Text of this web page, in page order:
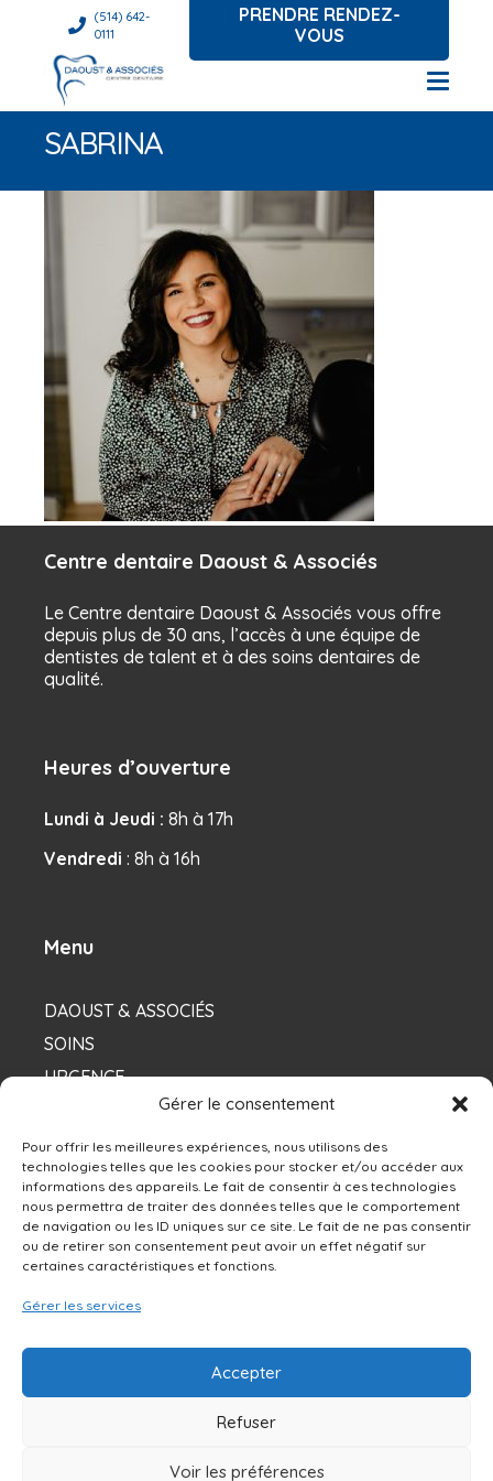
Gérer le consentement
Pour offrir les meilleures expériences, nous utilisons des
technologies telles que les cookies pour stocker et/ou accéder aux
informations des appareils. Le fait de consentir à ces technologies
nous permettra de traiter des données telles que le comportement
de navigation ou les ID uniques sur ce site. Le fait de ne pas consentir
ou de retirer son consentement peut avoir un effet négatif sur
certaines caractéristiques et fonctions.
Gérer les services
Accepter
Refuser
Voir les préférences
(514) 642-
0111
PRENDRE RENDEZ-
VOUS
SABRINA
Centre dentaire Daoust & Associés
Le Centre dentaire Daoust & Associés vous offre
depuis plus de 30 ans, l’accès à une équipe de
dentistes de talent et à des soins dentaires de
qualité.
Heures d’ouverture
Lundi à Jeudi : 8h à 17h
Vendredi : 8h à 16h
Menu
DAOUST & ASSOCIÉS
SOINS
URGENCE
NOS DENTISTES
Contacts
13250 rue Sherbrooke Est, Montréal, QC H1A